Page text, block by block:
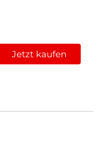
Jetzt kaufen